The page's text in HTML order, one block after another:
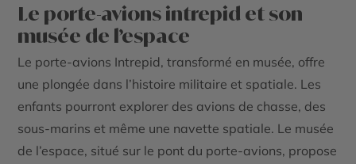
Le porte-avions intrepid et son
musée de l’espace
Le porte-avions Intrepid, transformé en musée, offre
une plongée dans l’histoire militaire et spatiale. Les
enfants pourront explorer des avions de chasse, des
sous-marins et même une navette spatiale. Le musée
de l’espace, situé sur le pont du porte-avions, propose